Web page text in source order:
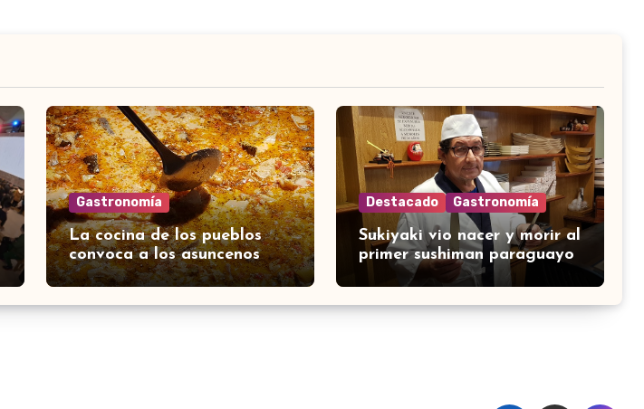
Gastronomía
La cocina de los pueblos
convoca a los asuncenos
Destacado Gastronomía
Sukiyaki vio nacer y morir al
primer sushiman paraguayo